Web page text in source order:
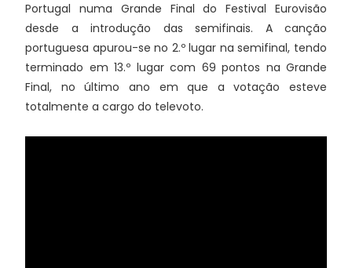
Portugal numa Grande Final do Festival Eurovisão
desde a introdução das semifinais. A canção
portuguesa apurou-se no 2.º lugar na semifinal, tendo
terminado em 13.º lugar com 69 pontos na Grande
Final, no último ano em que a votação esteve
totalmente a cargo do televoto.